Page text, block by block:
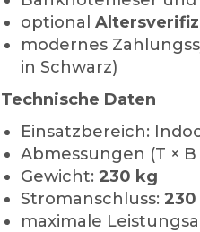
optional
modernes
in Schwarz)
Technische Daten
Einsatzbereich:
Abmessungen (T × B
Gewicht: 230 kg
Stromanschluss: 230
maximale